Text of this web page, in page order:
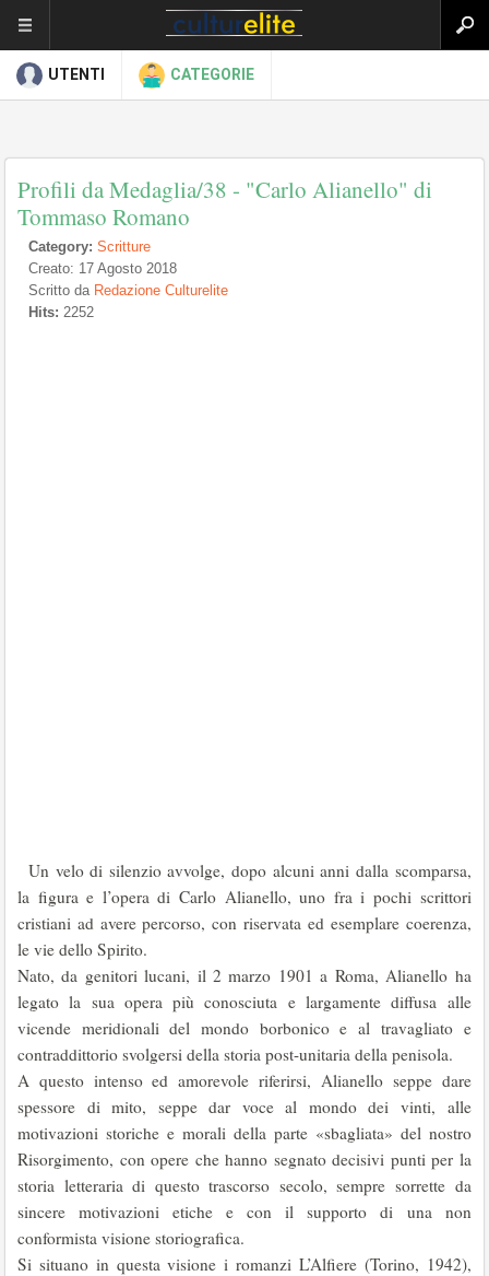
UTENTI CATEGORIE
Profili da Medaglia/38 - "Carlo Alianello" di
Tommaso Romano
Category: Scritture
Creato: 17 Agosto 2018
Scritto da Redazione Culturelite
Hits: 2252
Un velo di silenzio avvolge, dopo alcuni anni dalla scomparsa,
la figura e l’opera di Carlo Alianello, uno fra i pochi scrittori
cristiani ad avere percor­so, con riservata ed esemplare coerenza,
le vie dello Spirito.
Nato, da genitori lucani, il 2 marzo 1901 a Roma, Alianello ha
legato la sua opera più conosciuta e largamente diffusa alle
vicende meridionali del mondo borbonico e al travagliato e
contraddittorio svolgersi della storia post-unitaria della penisola.
A questo intenso ed amorevole riferirsi, Alianello seppe dare
spessore di mito, seppe dar voce al mondo dei vinti, alle
motivazioni storiche e mo­rali della parte «sbagliata» del nostro
Risorgimento, con opere che han­no segnato decisivi punti per la
storia letteraria di questo trascorso secolo, sempre sorrette da
sincere motivazioni etiche e con il supporto di una non
conformista visione storiografica.
Si situano in questa visione i romanzi L’Alfiere (Torino, 1942),